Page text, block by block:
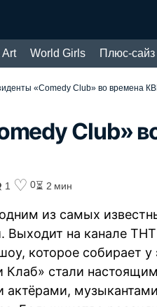
Art World Girls Плюс-сайз
«Comedy Club» во времена
Club»
1 ♡ 0⏳ 2 мин
из самых
Выходит на канале
которое собирает
стали